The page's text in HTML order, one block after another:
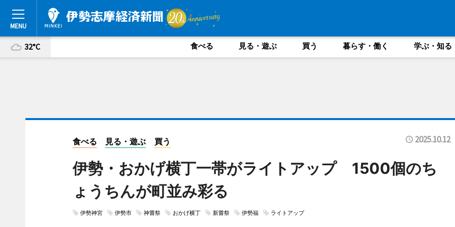
32°C 食べる 見る・遊ぶ 買う 暮らす・働く 学ぶ・知る
食べる 見る・遊ぶ 買う 2025.10.12
伊勢・おかげ横丁一帯がライトアップ 1500個のち
ょうちんが町並み彩る
伊勢神宮 伊勢市 神嘗祭 おかげ横丁 新嘗祭 伊勢福 ライトアップ